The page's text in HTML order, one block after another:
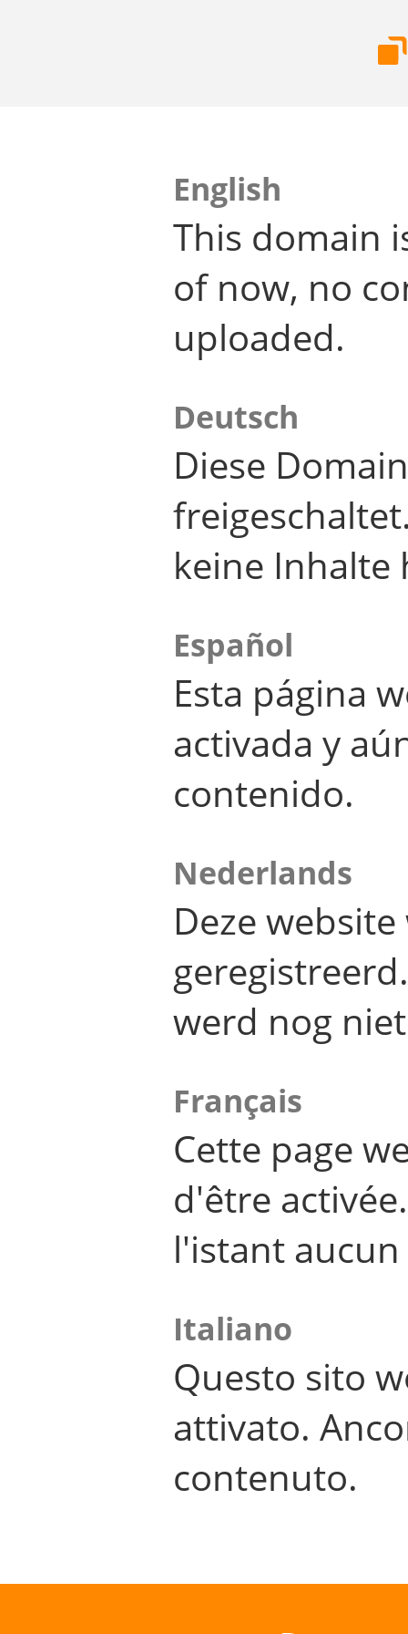
English
This domain
of now, no
uploaded.
Deutsch
Diese
keine Inhalte
Español
Esta página
activada y
contenido.
Nederlands
Deze
werd nog
Français
Cette page
d'être
l'istant
Italiano
Questo sito
attivato.
contenuto.